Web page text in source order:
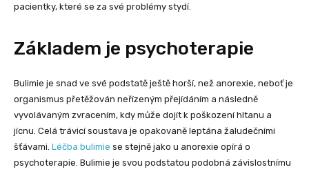
pacientky, které se za své problémy stydí.
Základem je psychoterapie
Bulimie je snad ve své podstatě ještě horší, než anorexie, neboť je
organismus přetěžován neřízeným přejídáním a následně
vyvolávaným zvracením, kdy může dojít k poškození hltanu a
jícnu. Celá trávicí soustava je opakovaně leptána žaludečními
šťávami. Léčba bulimie se stejně jako u anorexie opírá o
psychoterapie. Bulimie je svou podstatou podobná závislostnímu